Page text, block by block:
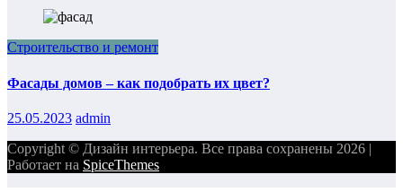
Строительство и ремонт
Фасады домов – как подобрать их цвет?
25.05.2023 admin
Copyright © Дизайн интерьера. Все права сохранены 2026 |
Работает на SpiceThemes